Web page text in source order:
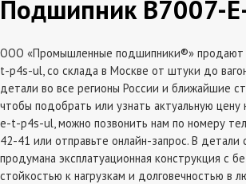
Подшипник B7007-
ООО «Промышленные подшипники®»
t-p4s-ul, со склада в Москве от штуки до
детали во все регионы России и ближайшие
чтобы подобрать или узнать актуальную
e-t-p4s-ul, можно позвонить нам по номеру
42-41 или отправьте онлайн-запрос. В детали
продумана эксплатуационная конструкция с
стойкостью к нагрузкам и долговечностью в